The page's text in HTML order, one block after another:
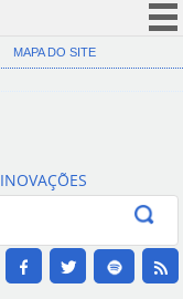
(COVID-19)
Canais
MAPA DO SITE